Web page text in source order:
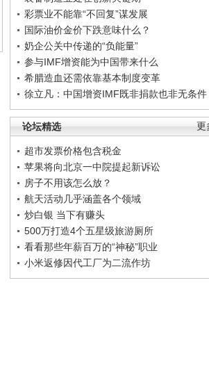
彩票业不能靠“不回复”谋发展
国际油价金价下跌意味什么？
奶企公关中传递的“负能量”
参与IMF增资能为中国带来什么
希腊造血还需依靠基本制度变革
徐立凡：中国增资IMF既非捐款也非无条件
更
论坛精选
超市发票价格包含税金
苹果将向北京一中院提起新诉讼
房子不用该怎么放？
航天活动几乎涵盖各个领域
炒白银 当下有赚头
500万打造4个五星级旅游厕所
看看那些年薪百万的“神秘”职业
小米返修因代工厂为二流作坊